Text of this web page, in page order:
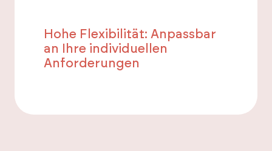
Hohe Flexibilität: Anpassbar
an Ihre individuellen
Anforderungen